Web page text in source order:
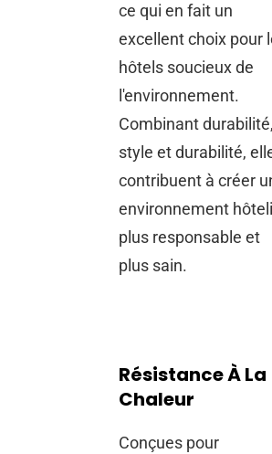
ce qui en fait un
excellent choix pour
hôtels soucieux de
l'environnement.
Combinant durabilité,
style et durabilité,
contribuent à créer
environnement
plus responsable et
plus sain.
Résistance À La
Chaleur
Conçues pour